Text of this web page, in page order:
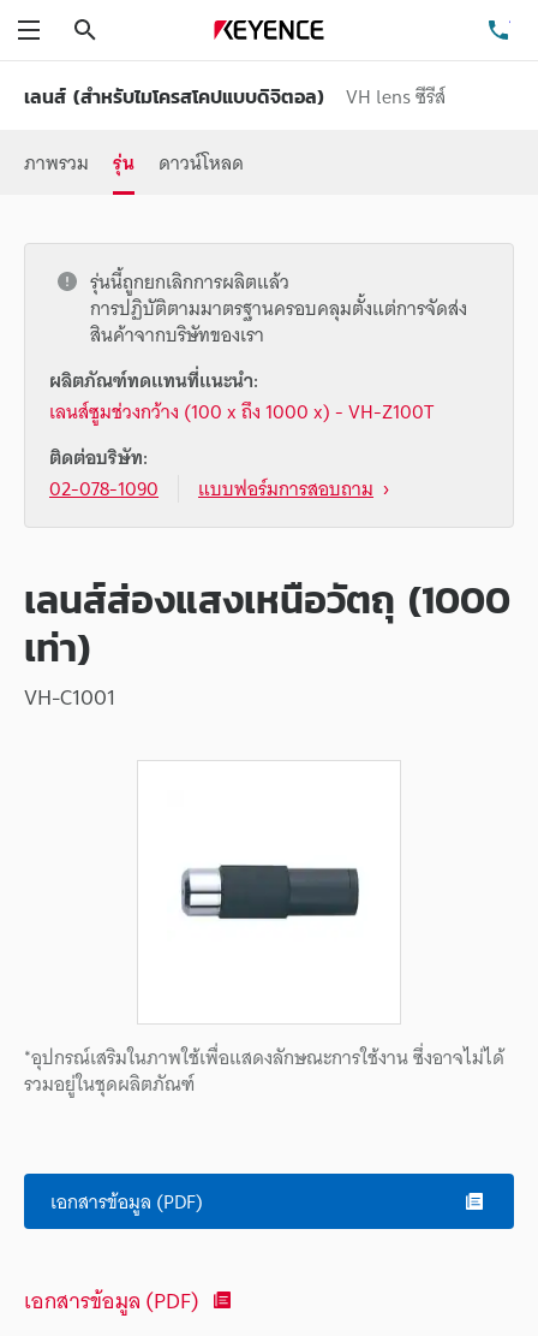
เลนส์ (สำหรับไมโครสโคปแบบดิจิตอล)
VH lens ซีรีส์
ภาพรวม
รุ่น ดาวน์โหลด
รุ่นนี้ถูกยกเลิกการผลิตแล้ว
การปฏิบัติตามมาตรฐานครอบคลุมตั้งแต่การจัดส่ง
สินค้าจากบริษัทของเรา
ผลิตภัณฑ์ทดแทนที่แนะนำ:
เลนส์ซูมช่วงกว้าง (100 x ถึง 1000 x) - VH-Z100T
ติดต่อบริษัท:
02-078-1090
แบบฟอร์มการสอบถาม
เลนส์ส่องแสงเหนือวัตถุ (1000
เท่า)
VH-C1001
*อุปกรณ์เสริมในภาพใช้เพื่อแสดงลักษณะการใช้งาน ซึ่งอาจไม่ได้
รวมอยู่ในชุดผลิตภัณฑ์
เอกสารข้อมูล (PDF)
เอกสารข้อมูล (PDF)